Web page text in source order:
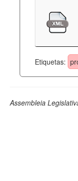
Etiquetas:
Assembleia